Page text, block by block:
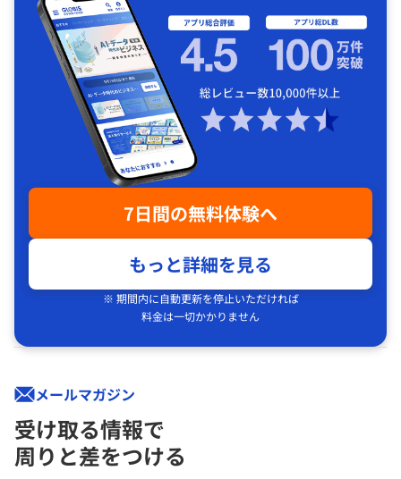
7日間の無料体験へ
もっと詳細を見る
※ 期間内に自動更新を停止いただければ
料金は一切かかりません
メールマガジン
受け取る情報で
周りと差をつける